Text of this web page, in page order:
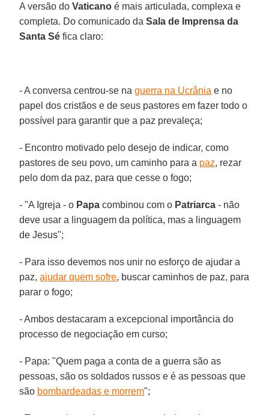
A versão doVaticano é mais articulada, complexa e
completa. Do comunicado daSala de Imprensa da
Santa Sé fica claro:
- A conversa centrou-se naguerra na Ucrânia e no
papel dos cristãos e de seus pastores em fazer todo o
possível para garantir que a paz prevaleça;
- Encontro motivado pelo desejo de indicar, como
pastores de seu povo, um caminho para a paz, rezar
pelo dom da paz, para que cesse o fogo;
- "A Igreja - o Papa combinou com o Patriarca - não
deve usar a linguagem da política, mas a linguagem
de Jesus";
- Para isso devemos nos unir no esforço de ajudar a
paz,ajudar quem sofre, buscar caminhos de paz, para
parar o fogo;
- Ambos destacaram a excepcional importância do
processo de negociação em curso;
- Papa: "Quem paga a conta de a guerra são as
pessoas, são os soldados russos e é as pessoas que
são bombardeadas e morrem";